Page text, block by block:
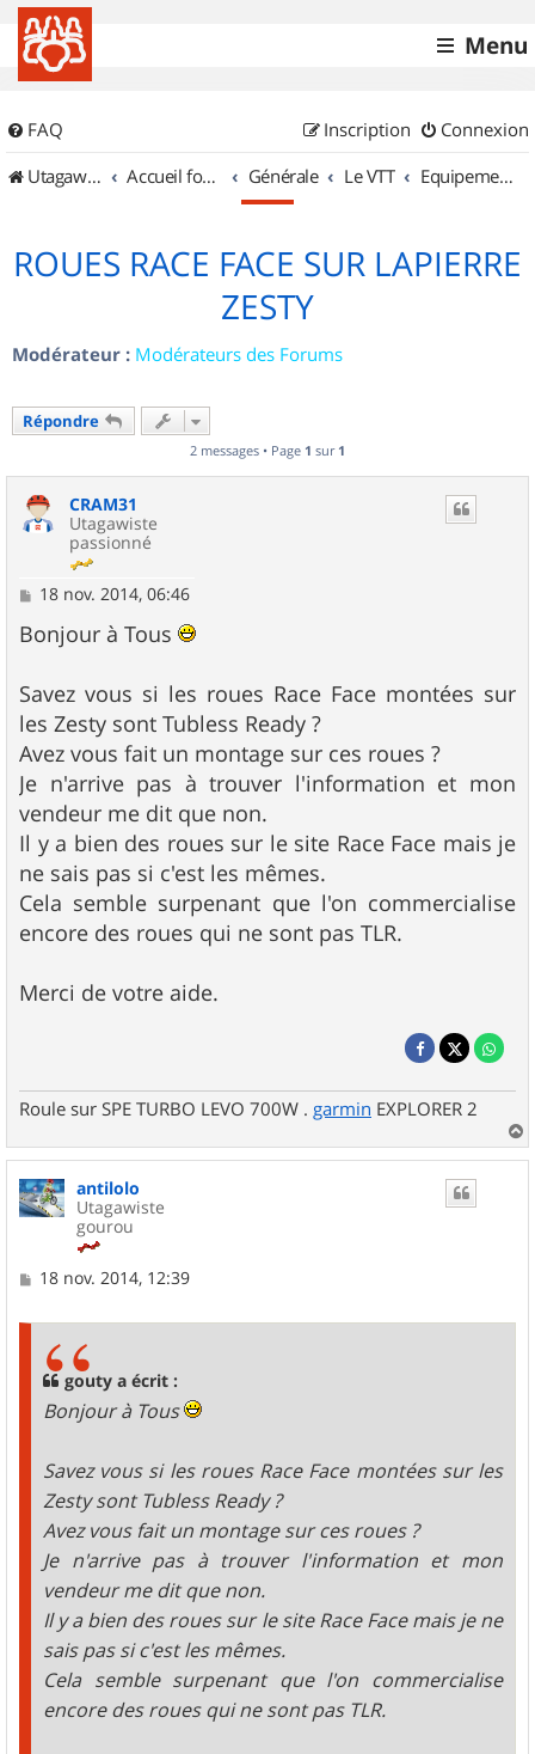
Menu
FAQ Connexion
Inscription
UtagawaVTT (Randos VTT et VTTAE avec traces GPS)
Accueil forum Générale Le VTT Equipements et Accessoires
ROUES RACE FACE SUR LAPIERRE
ZESTY
Modérateur : Modérateurs des Forums
Répondre
2 messages • Page 1 sur 1
CRAM31
Utagawiste
passionné
M
s
s
g
e
18 nov. 2014, 06:46
Bonjour à Tous
Savez vous si les roues Race Face montées sur
les Zesty sont Tubless Ready ?
Avez vous fait un montage sur ces roues ?
Je n'arrive pas à trouver l'information et mon
vendeur me dit que non.
Il y a bien des roues sur le site Race Face mais je
ne sais pas si c'est les mêmes.
Cela semble surpenant que l'on commercialise
encore des roues qui ne sont pas TLR.
Merci de votre aide.
Roule sur SPE TURBO LEVO 700W . garmin EXPLORER 2
a
u
antilolo
Utagawiste
gourou
M18 nov. 2014, 12:39
gouty a écrit :
Bonjour à Tous
Savez vous si les roues Race Face montées sur les
Zesty sont Tubless Ready ?
Avez vous fait un montage sur ces roues ?
Je n'arrive pas à trouver l'information et mon
vendeur me dit que non.
Il y a bien des roues sur le site Race Face mais je ne
sais pas si c'est les mêmes.
Cela semble surpenant que l'on commercialise
encore des roues qui ne sont pas TLR.